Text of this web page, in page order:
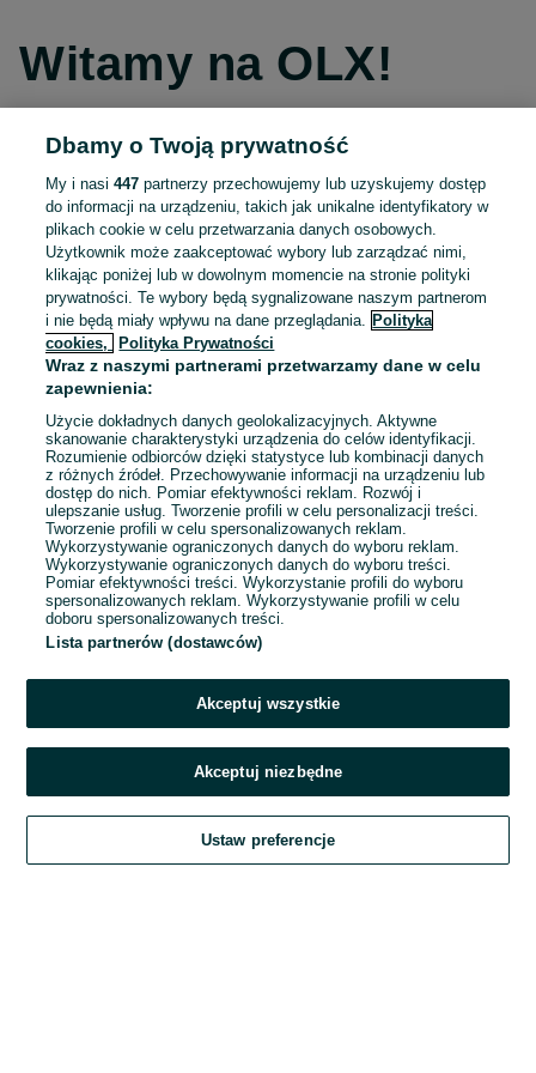
Witamy na OLX!
Kontynuuj przez Facebooka
Kontynuuj przez konto Apple
Kontynuuj przez konto Google
LUB
E-mail
Hasło
Zaloguj się
Kontynuując za pośrednictwem jednego z dostawców wskazanych powyżej,
OLX.pl w jego aktualnym brzmieniu.
Dbamy o Twoją prywatność
My i nasi447 partnerzy przechowujemy lub uzyskujemy dostęp
do informacji na urządzeniu, takich jak unikalne identyfikatory w
plikach cookie w celu przetwarzania danych osobowych.
Użytkownik może zaakceptować wybory lub zarządzać nimi,
klikając poniżej lub w dowolnym momencie na stronie polityki
prywatności. Te wybory będą sygnalizowane naszym partnerom
i nie będą miały wpływu na dane przeglądania.
Polityka
cookies,
Polityka Prywatności
Wraz z naszymi partnerami przetwarzamy dane w celu
zapewnienia:
Użycie dokładnych danych geolokalizacyjnych. Aktywne
skanowanie charakterystyki urządzenia do celów identyfikacji.
Rozumienie odbiorców dzięki statystyce lub kombinacji danych
z różnych źródeł. Przechowywanie informacji na urządzeniu lub
dostęp do nich. Pomiar efektywności reklam. Rozwój i
ulepszanie usług. Tworzenie profili w celu personalizacji treści.
Tworzenie profili w celu spersonalizowanych reklam.
Wykorzystywanie ograniczonych danych do wyboru reklam.
Wykorzystywanie ograniczonych danych do wyboru treści.
Pomiar efektywności treści. Wykorzystanie profili do wyboru
spersonalizowanych reklam. Wykorzystywanie profili w celu
doboru spersonalizowanych treści.
Lista partnerów (dostawców)
Akceptuj wszystkie
Akceptuj niezbędne
Ustaw preferencje